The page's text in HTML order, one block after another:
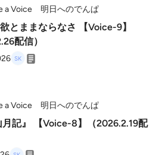
a Voice 明日へのでんぱ
とままならなさ 【Voice-9】
配信）
a Voice 明日へのでんぱ
月記』 【Voice-8】（2026.2.19配